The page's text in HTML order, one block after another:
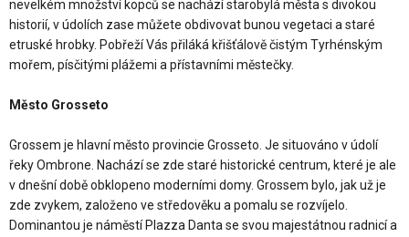
nevelkém množství kopců se nachází starobylá města s divokou
historií, v údolích zase můžete obdivovat bunou vegetaci a staré
etruské hrobky. Pobřeží Vás přiláká křišťálově čistým Tyrhénským
mořem, písčitými plážemi a přístavními městečky.
Město Grosseto
Grossem je hlavní město provincie Grosseto. Je situováno v údolí
řeky Ombrone. Nachází se zde staré historické centrum, které je ale
v dnešní době obklopeno moderními domy. Grossem bylo, jak už je
zde zvykem, založeno ve středověku a pomalu se rozvíjelo.
Dominantou je náměstí PIazza Danta se svou majestátnou radnicí a